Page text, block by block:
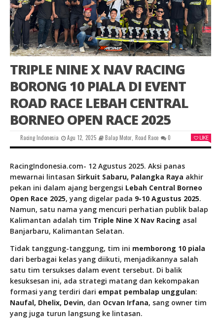
TRIPLE NINE X NAV RACING
BORONG 10 PIALA DI EVENT
ROAD RACE LEBAH CENTRAL
BORNEO OPEN RACE 2025
Racing Indonesia Agu 12, 2025 Balap Motor, Road Race 0 LIKE
RacingIndonesia.com- 12 Agustus 2025. Aksi panas
mewarnai lintasan Sirkuit Sabaru, Palangka Raya akhir
pekan ini dalam ajang bergengsi Lebah Central Borneo
Open Race 2025, yang digelar pada 9-10 Agustus 2025.
Namun, satu nama yang mencuri perhatian publik balap
Kalimantan adalah tim Triple Nine X Nav Racing asal
Banjarbaru, Kalimantan Selatan.
Tidak tanggung-tanggung, tim ini memborong 10 piala
dari berbagai kelas yang diikuti, menjadikannya salah
satu tim tersukses dalam event tersebut. Di balik
kesuksesan ini, ada strategi matang dan kekompakan
formasi yang terdiri dari empat pembalap unggulan:
Naufal, Dhelix, Devin, dan Ocvan Irfana, sang owner tim
yang juga turun langsung ke lintasan.